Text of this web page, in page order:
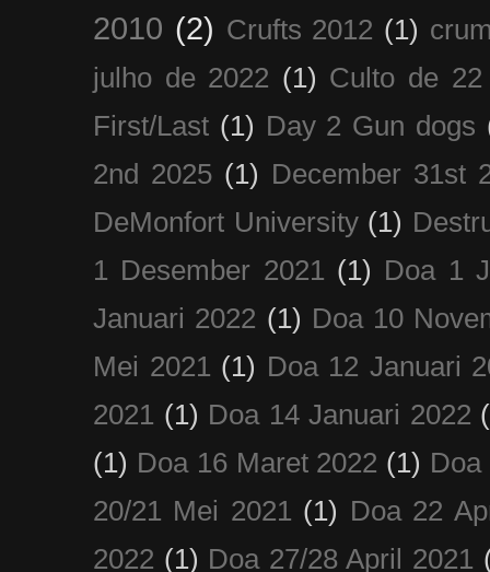
2010 (2) Crufts 2012 (1)
julho de 2022 (1) Culto de
First/Last (1) Day 2 Gun dogs
2nd 2025 (1) December 31st
DeMonfort University (1)
1 Desember 2021 (1) Doa 1
Januari 2022 (1) Doa 10
Mei 2021 (1) Doa 12 Januari
2021 (1) Doa 14 Januari 2022
(1) Doa 16 Maret 2022 (1) Doa
20/21 Mei 2021 (1) Doa 22
2022 (1) Doa 27/28 April 2021